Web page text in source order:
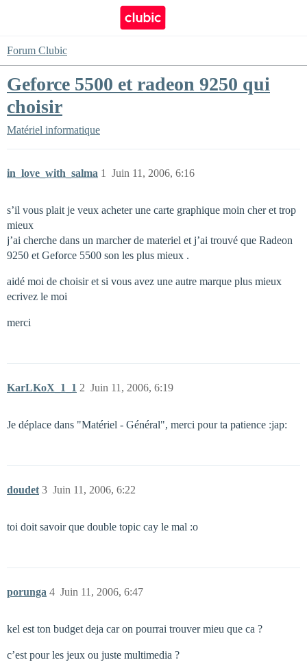
Forum Clubic
Geforce 5500 et radeon 9250 qui
choisir
Matériel informatique
in_love_with_salma Juin 11, 2006, 6:16
1
s’il vous plait je veux acheter une carte graphique moin cher et trop
mieux
j’ai cherche dans un marcher de materiel et j’ai trouvé que Radeon
9250 et Geforce 5500 son les plus mieux .
aidé moi de choisir et si vous avez une autre marque plus mieux
ecrivez le moi
merci
KarLKoX_1_1 Juin 11, 2006, 6:19
2
Je déplace dans "Matériel - Général", merci pour ta patience :jap:
doudet Juin 11, 2006, 6:22
3
toi doit savoir que double topic cay le mal :o
porunga Juin 11, 2006, 6:47
4
kel est ton budget deja car on pourrai trouver mieu que ca ?
c’est pour les jeux ou juste multimedia ?